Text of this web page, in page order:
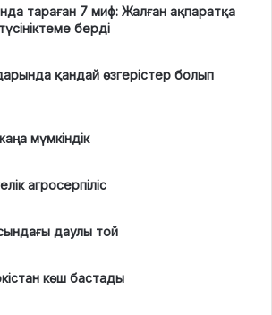
тараған 7 миф: Жалған ақпаратқа
берді
қандай өзгерістер болып
мүмкіндік
агросерпіліс
даулы той
көш бастады